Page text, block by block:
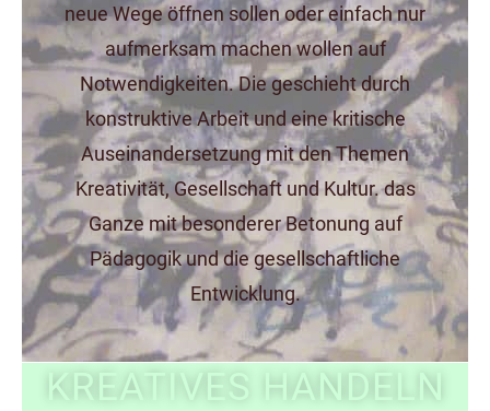
Workshops
Elterngruppen
Verein
Kontakt
Impressum
neue Wege öffnen sollen oder einfach nur
aufmerksam machen wollen auf
Notwendigkeiten. Die geschieht durch
konstruktive Arbeit und eine kritische
Auseinandersetzung mit den Themen
Kreativität, Gesellschaft und Kultur. das
Ganze mit besonderer Betonung auf
Pädagogik und die gesellschaftliche
Entwicklung.
KREATIVES HANDELN